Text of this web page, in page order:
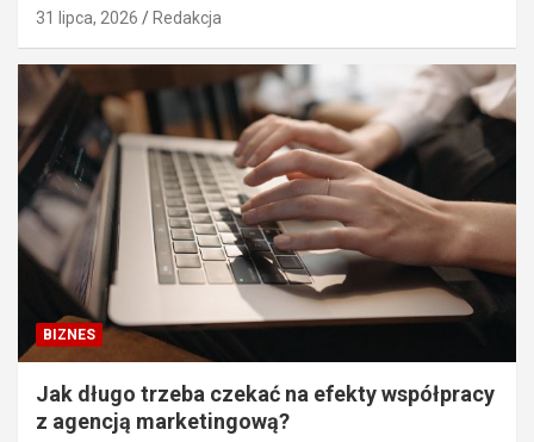
31 lipca, 2026 Redakcja
BIZNES
Jak długo trzeba czekać na efekty współpracy
z agencją marketingową?